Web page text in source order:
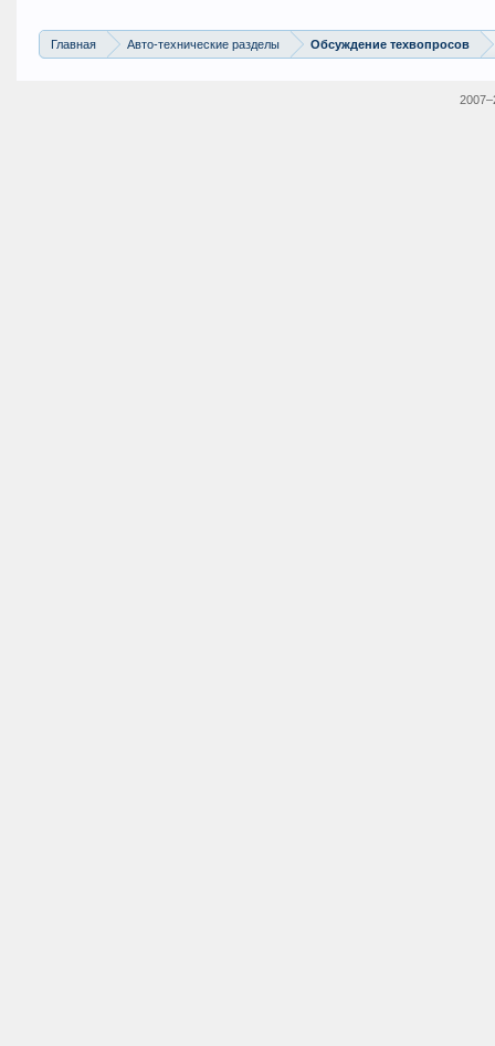
Главная Авто-технические разделы Обсуждение техвопросов
2007–